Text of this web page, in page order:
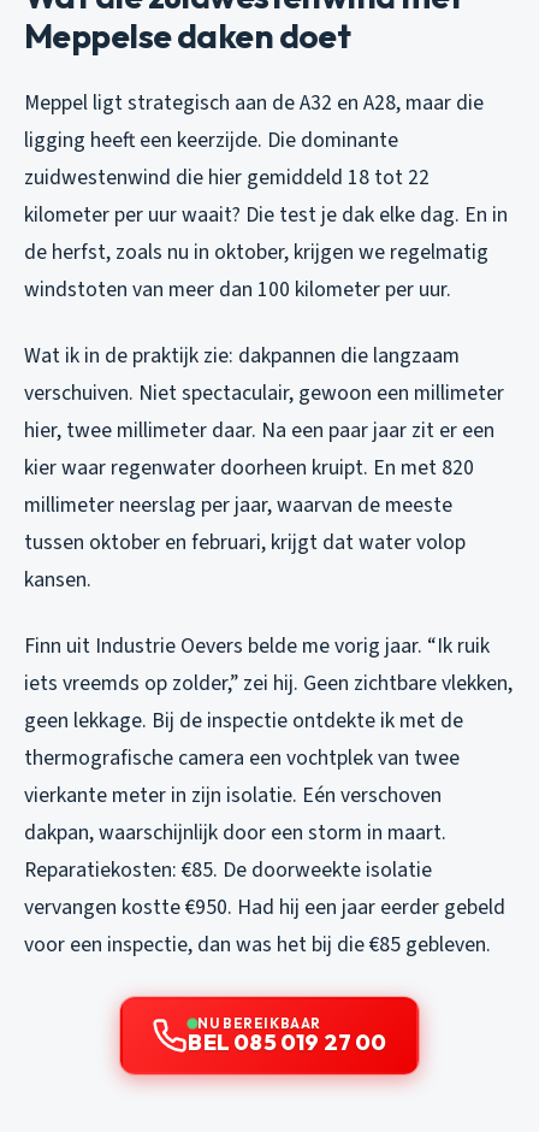
Meppelse daken doet
Meppel ligt strategisch aan de A32 en A28, maar die
ligging heeft een keerzijde. Die dominante
zuidwestenwind die hier gemiddeld 18 tot 22
kilometer per uur waait? Die test je dak elke dag. En in
de herfst, zoals nu in oktober, krijgen we regelmatig
windstoten van meer dan 100 kilometer per uur.
Wat ik in de praktijk zie: dakpannen die langzaam
verschuiven. Niet spectaculair, gewoon een millimeter
hier, twee millimeter daar. Na een paar jaar zit er een
kier waar regenwater doorheen kruipt. En met 820
millimeter neerslag per jaar, waarvan de meeste
tussen oktober en februari, krijgt dat water volop
kansen.
Finn uit Industrie Oevers belde me vorig jaar. “Ik ruik
iets vreemds op zolder,” zei hij. Geen zichtbare vlekken,
geen lekkage. Bij de inspectie ontdekte ik met de
thermografische camera een vochtplek van twee
vierkante meter in zijn isolatie. Eén verschoven
dakpan, waarschijnlijk door een storm in maart.
Reparatiekosten: €85. De doorweekte isolatie
vervangen kostte €950. Had hij een jaar eerder gebeld
voor een inspectie, dan was het bij die €85 gebleven.
NU BEREIKBAAR
BEL 085 019 27 00